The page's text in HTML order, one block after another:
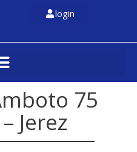
login
75
Jerez